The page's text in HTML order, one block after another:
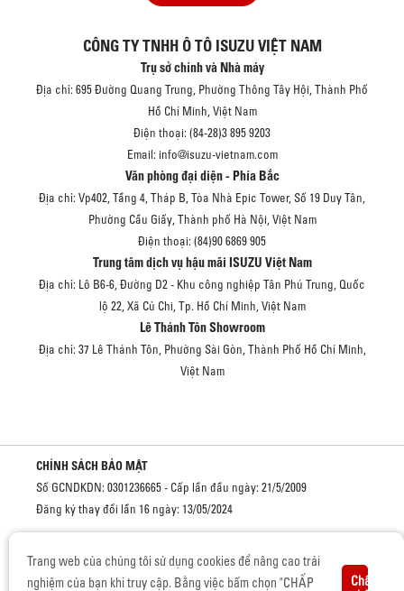
Trang web của chúng tôi sử dụng cookies để nâng cao trải
nghiệm của bạn khi truy cập. Bằng việc bấm chọn "CHẤP
Chấp
CÔNG TY TNHH Ô TÔ ISUZU VIỆT NAM
Trụ sở chính và Nhà máy
Địa chỉ: 695 Đường Quang Trung, Phường Thông Tây Hội, Thành Phố
Hồ Chí Minh, Việt Nam
Điện thoại: (84-28)3 895 9203
Email: info@isuzu-vietnam.com
Văn phòng đại diện - Phía Bắc
Địa chỉ: Vp402, Tầng 4, Tháp B, Tòa Nhà Epic Tower, Số 19 Duy Tân,
Phường Cầu Giấy, Thành phố Hà Nội, Việt Nam
Điện thoại: (84)90 6869 905
Trung tâm dịch vụ hậu mãi ISUZU Việt Nam
Địa chỉ: Lô B6-6, Đường D2 - Khu công nghiệp Tân Phú Trung, Quốc
lộ 22, Xã Củ Chi, Tp. Hồ Chí Minh, Việt Nam
Lê Thánh Tôn Showroom
Địa chỉ: 37 Lê Thánh Tôn, Phường Sài Gòn, Thành Phố Hồ Chí Minh,
Việt Nam
CHÍNH SÁCH BẢO MẬT
Số GCNDKDN: 0301236665 - Cấp lần đầu ngày: 21/5/2009
Đăng ký thay đổi lần 16 ngày: 13/05/2024
Cơ quan cấp: Sở kế hoạch và đầu tư Thành phố Hồ Chí Minh